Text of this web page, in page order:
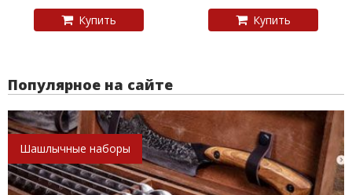
Купить Купить
Популярное на сайте
Шашлычные наборы